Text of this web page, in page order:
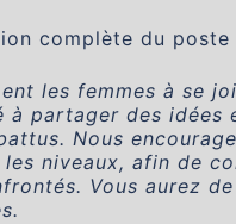
complète du poste
les femmes à se
à partager des idées
Nous
niveaux, afin de
Vous aurez